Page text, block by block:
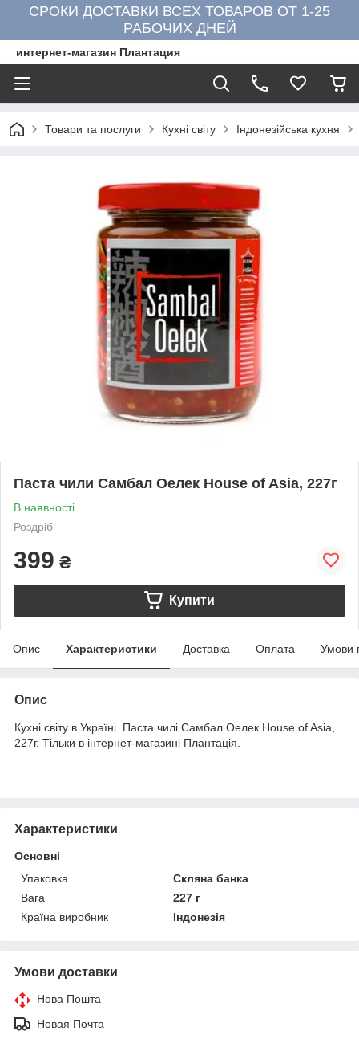
СРОКИ ДОСТАВКИ ВСЕХ ТОВАРОВ ОТ 1-25
РАБОЧИХ ДНЕЙ
интернет-магазин Плантация
Товари та послуги Кухні світу Індонезійська кухня
Паста чили Самбал Оелек House of Asia, 227г
В наявності
Роздріб
399 ₴
Купити
Опис Характеристики Доставка Оплата Умови
Опис
Кухні світу в Україні. Паста чилі Самбал Оелек House of Asia,
227г. Тільки в інтернет-магазині Плантація.
Характеристики
Основні
Упаковка
Скляна банка
Вага
227 г
Країна виробник
Індонезія
Умови доставки
Нова Пошта
Новая Почта